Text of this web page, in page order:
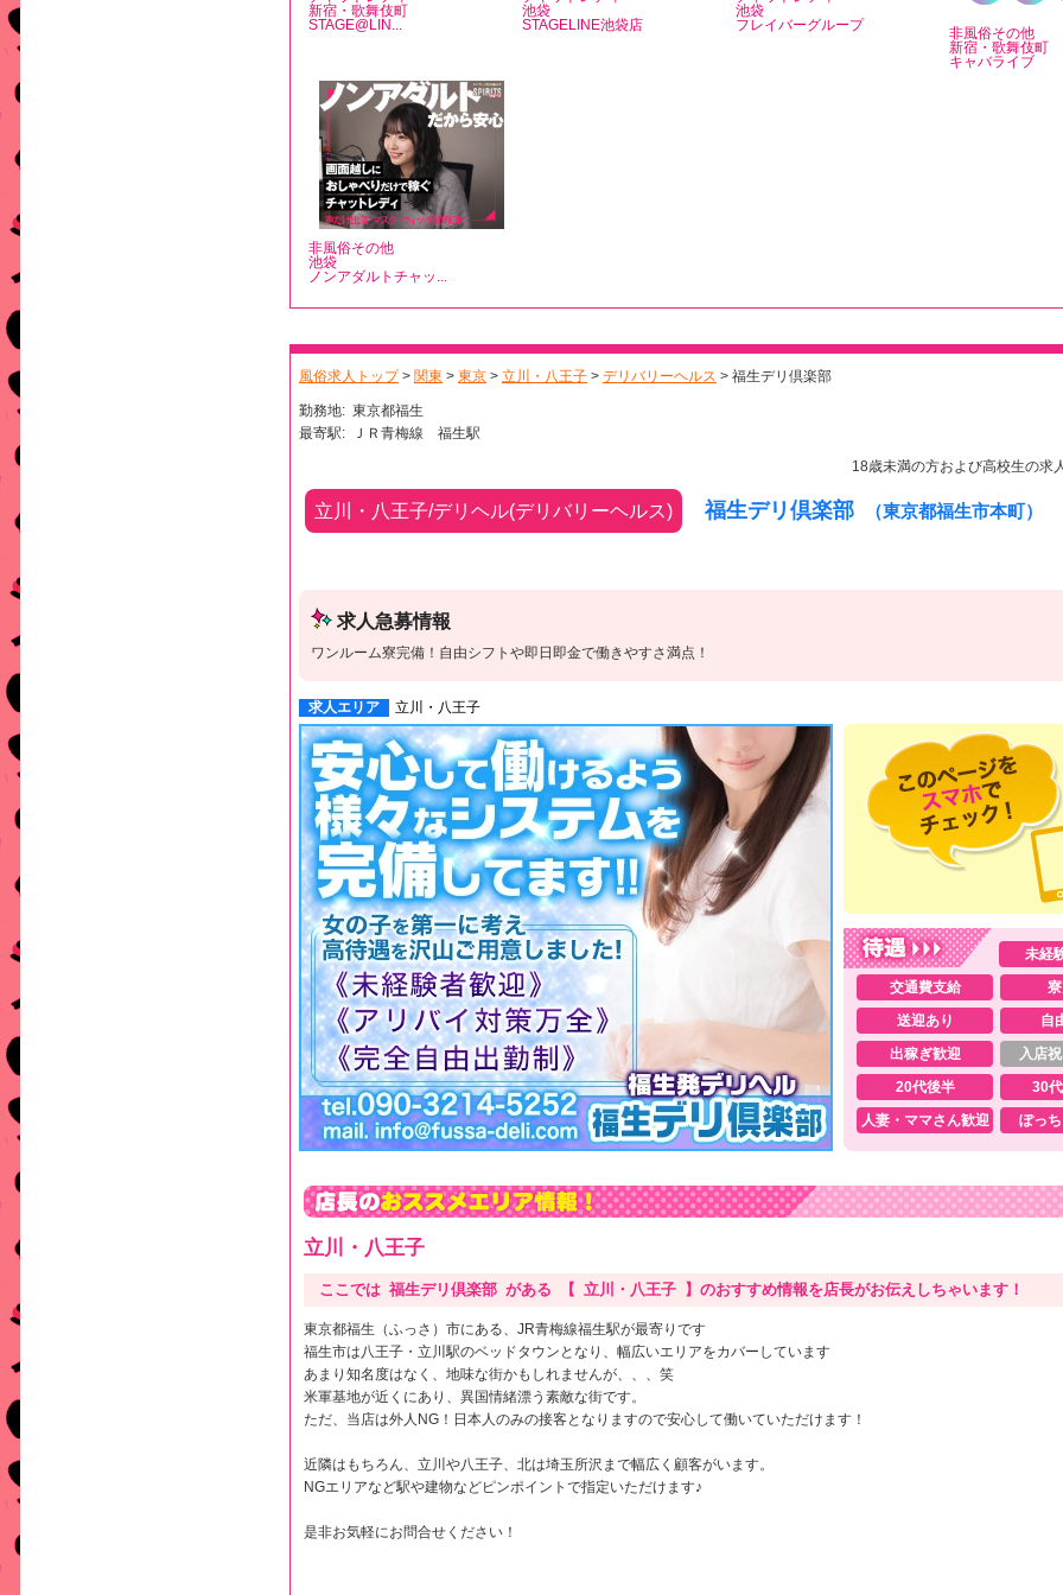
新宿・歌舞伎町
STAGE@LIN...
池袋
STAGELINE池袋店
池袋
フレイバーグループ
非風俗その他
新宿・歌舞伎町
キャバライブ
非風俗その他
池袋
ノンアダルトチャッ...
風俗求人トップ> 関東 > 東京 > 立川・八王子 > デリバリーヘルス > 福生デリ倶楽部
勤務地: 東京都福生
最寄駅:
ＪＲ青梅線 福生駅
18歳未満の方および高校生の求
立川・八王子/デリヘル(デリバリーヘルス) 福生デリ倶楽部 （東京都福生市本町）
求人急募情報
ワンルーム寮完備！自由シフトや即日即金で働きやすさ満点！
求人エリア 立川・八王子
未経
交通費支給
送迎あり
自
出稼ぎ歓迎
入店
20代後半
30
人妻・ママさん歓迎
ぽっ
立川・八王子
ここでは 福生デリ倶楽部 がある 【 立川・八王子 】のおすすめ情報を店長がお伝えしちゃいます！
東京都福生（ふっさ）市にある、JR青梅線福生駅が最寄りです
福生市は八王子・立川駅のベッドタウンとなり、幅広いエリアをカバーしています
あまり知名度はなく、地味な街かもしれませんが、、、笑
米軍基地が近くにあり、異国情緒漂う素敵な街です。
ただ、当店は外人NG！日本人のみの接客となりますので安心して働いていただけます！
近隣はもちろん、立川や八王子、北は埼玉所沢まで幅広く顧客がいます。
NGエリアなど駅や建物などピンポイントで指定いただけます♪
是非お気軽にお問合せください！